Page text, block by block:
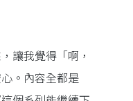
讓我覺得「啊，
。內容全都是